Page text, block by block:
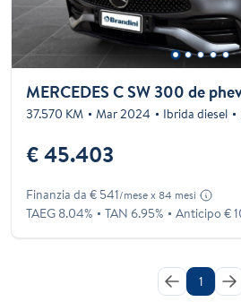
37.570 KM Mar 2024 Ibrida diesel
€ 45.403
Finanzia da € 541/mese x 84 mesi
TAEG 8.04% TAN 6.95% Anticipo €
1